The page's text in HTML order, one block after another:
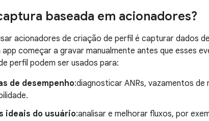
baseada em acionadores?
acionadores de criação de perfil é capturar dados
app começar a gravar manualmente antes que esses
perfil podem ser usados para:
de desempenho:diagnosticar ANRs, vazamentos
ideais do usuário:analisar e melhorar fluxos, por